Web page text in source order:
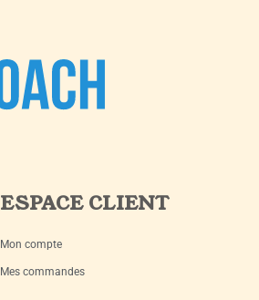
ESPACE CLIENT
Mon compte
Mes commandes